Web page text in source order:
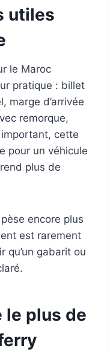
utiles
le Maroc
pratique : billet
marge d’arrivée
remorque,
cette
pour un véhicule
plus de
encore plus
est rarement
qu’un gabarit ou
le plus de